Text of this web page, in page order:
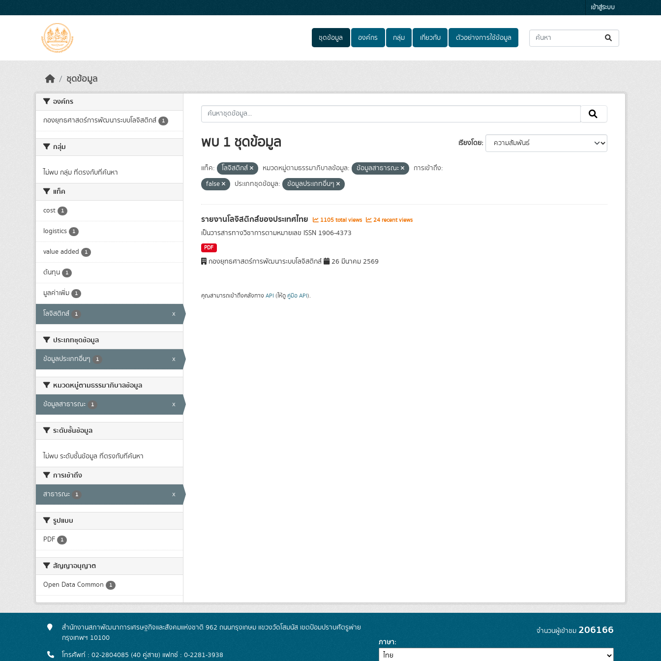
เข้าสู่ระบบ
ชุดข้อมูล องค์กร กลุ่ม เกี่ยวกับ ตัวอย่างการใช้ข้อมูล
ชุดข้อมูล
องค์กร
กองยุทธศาสตร์การพัฒนาระบบโลจิสติกส์ 1
กลุ่ม
ไม่พบ กลุ่ม ที่ตรงกับที่ค้นหา
แท็ค
cost 1
logistics 1
value added 1
ต้นทุน 1
มูลค่าเพิ่ม 1
โลจิสติกส์ 1 x
ประเภทชุดข้อมูล
ข้อมูลประเภทอื่นๆ 1 x
หมวดหมู่ตามธรรมาภิบาลข้อมูล
ข้อมูลสาธารณะ 1 x
ระดับชั้นข้อมูล
ไม่พบ ระดับชั้นข้อมูล ที่ตรงกับที่ค้นหา
การเข้าถึง
สาธารณะ 1 x
รูปแบบ
PDF 1
สัญญาอนุญาต
Open Data Common 1
เรียงโดย
พบ 1 ชุดข้อมูล
แท็ค: โลจิสติกส์ หมวดหมู่ตามธรรมาภิบาลข้อมูล: ข้อมูลสาธารณะ
การเข้าถึง:
false
ประเภทชุดข้อมูล: ข้อมูลประเภทอื่นๆ
รายงานโลจิสติกส์ของประเทศไทย 1105 total views 24 recent views
เป็นวารสารทางวิชาการตามหมายเลข ISSN 1906-4373
PDF
กองยุทธศาสตร์การพัฒนาระบบโลจิสติกส์ 26 มีนาคม 2569
คุณสามารถเข้าถึงคลังทาง API (ให้ดู คู่มือ API).
สำนักงานสภาพัฒนาการเศรษฐกิจและสังคมแห่งชาติ 962 ถนนกรุงเกษม แขวงวัดโสมนัส เขตป้อมปราบศัตรูพ่าย
กรุงเทพฯ 10100
โทรศัพท์ : 02-2804085 (40 คู่สาย) แฟกซ์ : 0-2281-3938
จำนวนผู้เข้าชม 206166
ภาษา